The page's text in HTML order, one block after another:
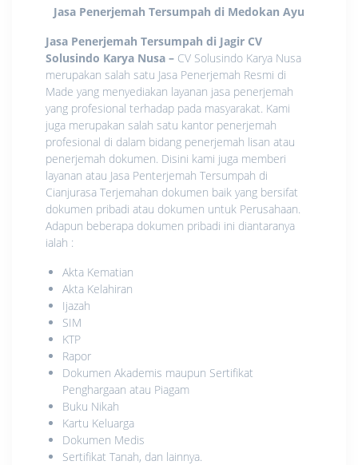
Jasa Penerjemah Tersumpah di Medokan Ayu
Jasa Penerjemah Tersumpah di Jagir CV
Solusindo Karya Nusa – CV Solusindo Karya Nusa
merupakan salah satu Jasa Penerjemah Resmi di
Made yang menyediakan layanan jasa penerjemah
yang profesional terhadap pada masyarakat. Kami
juga merupakan salah satu kantor penerjemah
profesional di dalam bidang penerjemah lisan atau
penerjemah dokumen. Disini kami juga memberi
layanan atau Jasa Penterjemah Tersumpah di
Cianjurasa Terjemahan dokumen baik yang bersifat
dokumen pribadi atau dokumen untuk Perusahaan.
Adapun beberapa dokumen pribadi ini diantaranya
ialah :
Akta Kematian
Akta Kelahiran
Ijazah
SIM
KTP
Rapor
Dokumen Akademis maupun Sertifikat
Penghargaan atau Piagam
Buku Nikah
Kartu Keluarga
Dokumen Medis
Sertifikat Tanah, dan lainnya.